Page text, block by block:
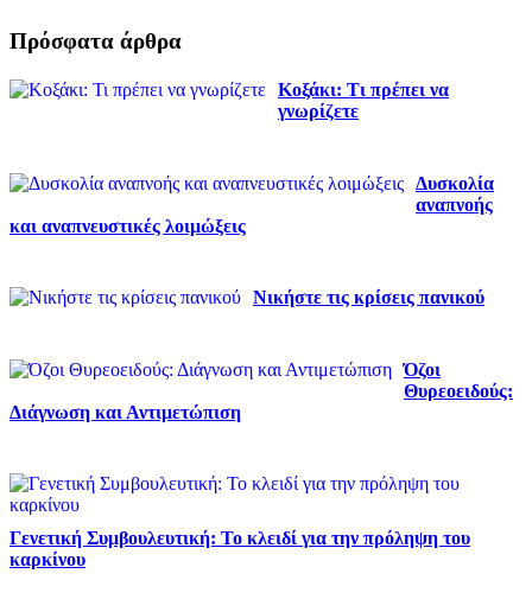
Πρόσφατα άρθρα
Κοξάκι: Τι πρέπει να
γνωρίζετε
Δυσκολία
αναπνοής
και αναπνευστικές λοιμώξεις
Νικήστε τις κρίσεις πανικού
Όζοι
Θυρεοειδούς:
Διάγνωση και Αντιμετώπιση
Γενετική Συμβουλευτική: Το κλειδί για την πρόληψη του
καρκίνου